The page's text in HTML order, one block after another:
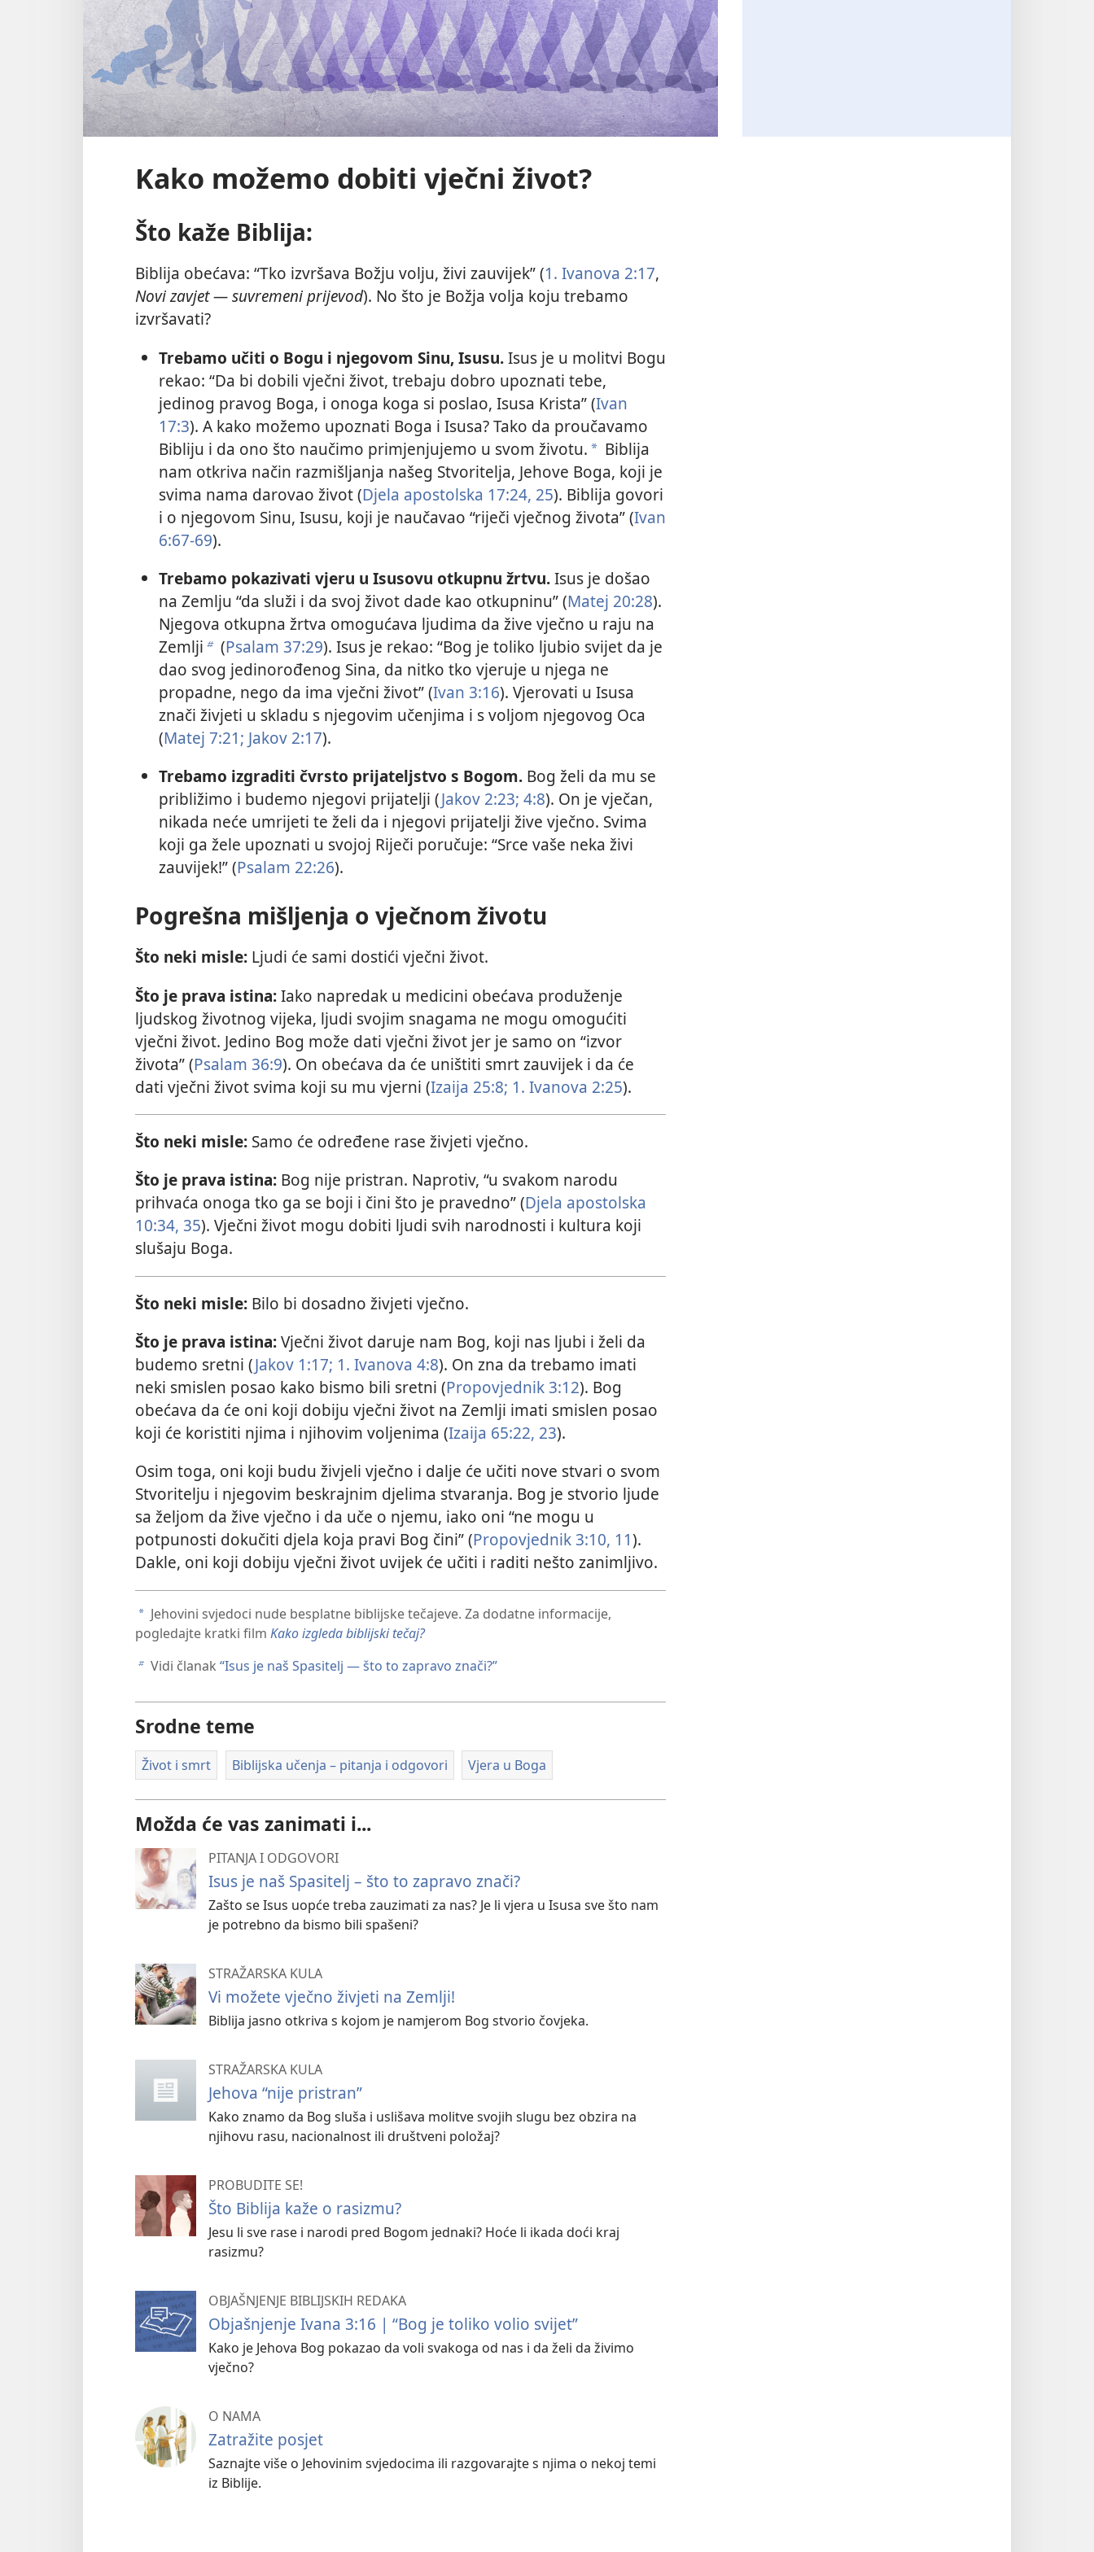
Kako možemo dobiti vječni život?
Što kaže Biblija:
Biblija obećava: “Tko izvršava Božju volju, živi zauvijek” (1. Ivanova 2:17,
Novi zavjet — suvremeni prijevod). No što je Božja volja koju trebamo
izvršavati?
Trebamo učiti o Bogu i njegovom Sinu, Isusu.Isus je u molitvi Bogu
rekao: “Da bi dobili vječni život, trebaju dobro upoznati tebe,
jedinog pravog Boga, i onoga koga si poslao, Isusa Krista” (Ivan
17:3). A kako možemo upoznati Boga i Isusa? Tako da proučavamo
Bibliju i da ono što naučimo primjenjujemo u svom životu. a Biblija
nam otkriva način razmišljanja našeg Stvoritelja, Jehove Boga, koji je
svima nama darovao život (Djela apostolska 17:24, 25). Biblija govori
i o njegovom Sinu, Isusu, koji je naučavao “riječi vječnog života” (Ivan
6:67-69).
Trebamo pokazivati vjeru u Isusovu otkupnu žrtvu.Isus je došao
na Zemlju “da služi i da svoj život dade kao otkupninu” (Matej 20:28).
Njegova otkupna žrtva omogućava ljudima da žive vječno u raju na
Zemlji b (Psalam 37:29). Isus je rekao: “Bog je toliko ljubio svijet da je
dao svog jedinorođenog Sina, da nitko tko vjeruje u njega ne
propadne, nego da ima vječni život” (Ivan 3:16). Vjerovati u Isusa
znači živjeti u skladu s njegovim učenjima i s voljom njegovog Oca
(Matej 7:21; Jakov 2:17).
Trebamo izgraditi čvrsto prijateljstvo s Bogom.Bog želi da mu se
približimo i budemo njegovi prijatelji (Jakov 2:23; 4:8). On je vječan,
nikada neće umrijeti te želi da i njegovi prijatelji žive vječno. Svima
koji ga žele upoznati u svojoj Riječi poručuje: “Srce vaše neka živi
zauvijek!” (Psalam 22:26).
Pogrešna mišljenja o vječnom životu
Što neki misle: Ljudi će sami dostići vječni život.
Što je prava istina:Iako napredak u medicini obećava produženje
ljudskog životnog vijeka, ljudi svojim snagama ne mogu omogućiti
vječni život. Jedino Bog može dati vječni život jer je samo on “izvor
života” (Psalam 36:9). On obećava da će uništiti smrt zauvijek i da će
dati vječni život svima koji su mu vjerni (Izaija 25:8; 1. Ivanova 2:25).
Što neki misle: Samo će određene rase živjeti vječno.
Što je prava istina: Bog nije pristran. Naprotiv, “u svakom narodu
prihvaća onoga tko ga se boji i čini što je pravedno” (Djela apostolska
10:34, 35). Vječni život mogu dobiti ljudi svih narodnosti i kultura koji
slušaju Boga.
Što neki misle: Bilo bi dosadno živjeti vječno.
Što je prava istina:Vječni život daruje nam Bog, koji nas ljubi i želi da
budemo sretni (Jakov 1:17; 1. Ivanova 4:8). On zna da trebamo imati
neki smislen posao kako bismo bili sretni (Propovjednik 3:12). Bog
obećava da će oni koji dobiju vječni život na Zemlji imati smislen posao
koji će koristiti njima i njihovim voljenima (Izaija 65:22, 23).
Osim toga, oni koji budu živjeli vječno i dalje će učiti nove stvari o svom
Stvoritelju i njegovim beskrajnim djelima stvaranja. Bog je stvorio ljude
sa željom da žive vječno i da uče o njemu, iako oni “ne mogu u
potpunosti dokučiti djela koja pravi Bog čini” (Propovjednik 3:10, 11).
Dakle, oni koji dobiju vječni život uvijek će učiti i raditi nešto zanimljivo.
a Jehovini svjedoci nude besplatne biblijske tečajeve. Za dodatne informacije,
pogledajte kratki film Kako izgleda biblijski tečaj?
b Vidi članak “Isus je naš Spasitelj — što to zapravo znači?”
Srodne teme
Život i smrt Biblijska učenja – pitanja i odgovori Vjera u Boga
Možda će vas zanimati i...
PITANJA I ODGOVORI
Isus je naš Spasitelj – što to zapravo znači?
Zašto se Isus uopće treba zauzimati za nas? Je li vjera u Isusa sve što nam
je potrebno da bismo bili spašeni?
STRAŽARSKA KULA
Vi možete vječno živjeti na Zemlji!
Biblija jasno otkriva s kojom je namjerom Bog stvorio čovjeka.
STRAŽARSKA KULA
Jehova “nije pristran”
Kako znamo da Bog sluša i uslišava molitve svojih slugu bez obzira na
njihovu rasu, nacionalnost ili društveni položaj?
PROBUDITE SE!
Što Biblija kaže o rasizmu?
Jesu li sve rase i narodi pred Bogom jednaki? Hoće li ikada doći kraj
rasizmu?
OBJAŠNJENJE BIBLIJSKIH REDAKA
Objašnjenje Ivana 3:16 | “Bog je toliko volio svijet”
Kako je Jehova Bog pokazao da voli svakoga od nas i da želi da živimo
vječno?
O NAMA
Zatražite posjet
Saznajte više o Jehovinim svjedocima ili razgovarajte s njima o nekoj temi
iz Biblije.